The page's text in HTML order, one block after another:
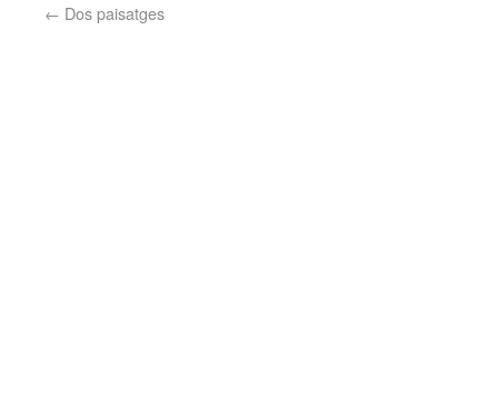
← Dos paisatges